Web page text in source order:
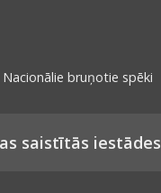
Nacionālie bruņotie spēki
saistītās iestādes